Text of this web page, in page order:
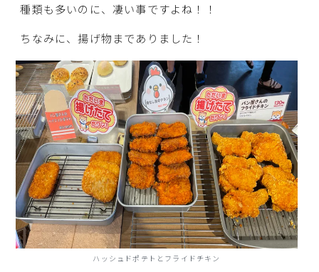
種類も多いのに、凄い事ですよね！！
ちなみに、揚げ物までありました！
ハッシュドポテトとフライドチキン